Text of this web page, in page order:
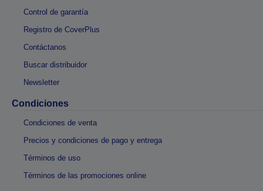
Control de garantía
Registro de CoverPlus
Contáctanos
Buscar distribuidor
Newsletter
Condiciones
Condiciones de venta
Precios y condiciones de pago y entrega
Términos de uso
Términos de las promociones online